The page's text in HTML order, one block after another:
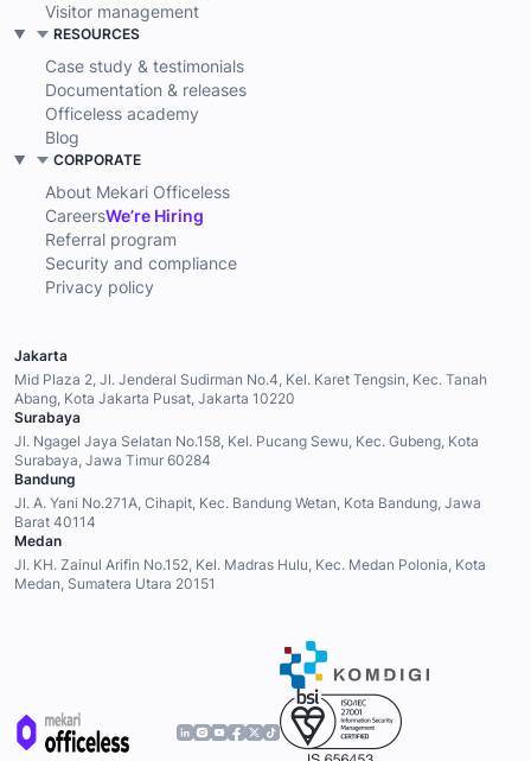
Visitor management
RESOURCES
Case study & testimonials
Documentation & releases
Officeless academy
Blog
CORPORATE
About Mekari Officeless
CareersWe’re Hiring
Referral program
Security and compliance
Privacy policy
Jakarta
Mid Plaza 2, Jl. Jenderal Sudirman No.4, Kel. Karet Tengsin, Kec. Tanah
Abang, Kota Jakarta Pusat, Jakarta 10220
Surabaya
Jl. Ngagel Jaya Selatan No.158, Kel. Pucang Sewu, Kec. Gubeng, Kota
Surabaya, Jawa Timur 60284
Bandung
Jl. A. Yani No.271A, Cihapit, Kec. Bandung Wetan, Kota Bandung, Jawa
Barat 40114
Medan
Jl. KH. Zainul Arifin No.152, Kel. Madras Hulu, Kec. Medan Polonia, Kota
Medan, Sumatera Utara 20151